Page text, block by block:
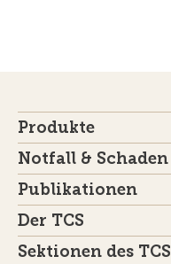
Produkte
Notfall & Schaden
Publikationen
Der TCS
Sektionen des TCS